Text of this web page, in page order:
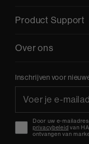
Product Support
Over ons
Inschrijven voor
Door uw e-
privacybeleid van
ontvangen van